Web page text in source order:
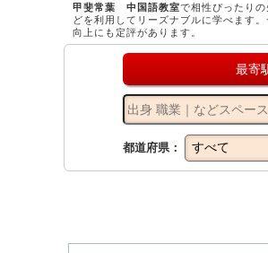
甲斐常葉 中国語教室で相性ぴったり
どを利用してリーズナブルに学べます
向上にも定評があります。
最寄
都道府県：